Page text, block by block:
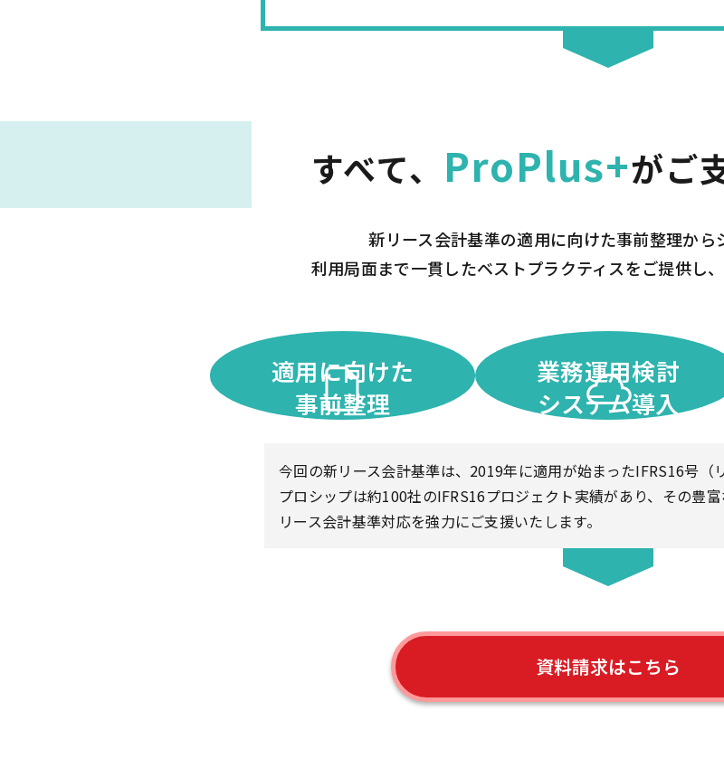
すべて、 ProPlus+がご
新リース会計基準の適用に向けた事前整理から
利用局面まで一貫したベストプラクティスをご提供し
適用に向けた
事前整理
業務運用検討
システム導入
今回の新リース会計基準は、2019年に適用が始まったIFRS16号（
プロシップは約100社のIFRS16プロジェクト実績があり、その豊
リース会計基準対応を強力にご支援いたします。
資料請求はこちら